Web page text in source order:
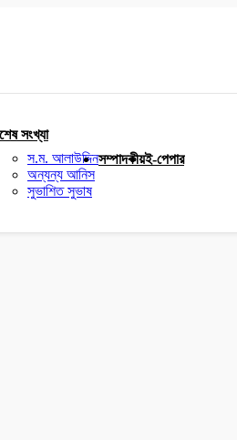
সংখ্যা
স.ম. আলাউদ্দিন
অন্যন্য আনিস
সুভাশিত সুভাষ
সম্পাদকীয়ই-পেপার